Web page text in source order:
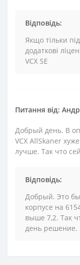
Відповідь:
Якщо тільки
додаткові
VCX SE
Питання від:
Добрый день. В
VCX AllSkaner
лучше. Так что
Відповідь:
Добрый. Это
корпусе на
выше 7,2. Так
день решение.